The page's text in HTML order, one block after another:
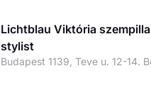
Lichtblau Viktória szempilla
stylist